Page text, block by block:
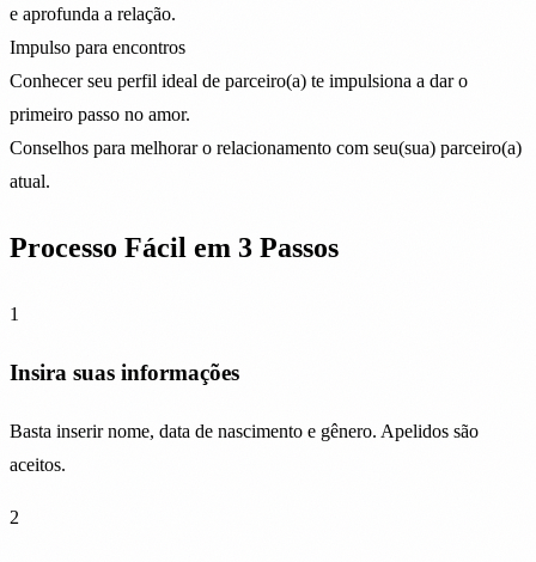
e aprofunda a relação.
Impulso para encontros
Conhecer seu perfil ideal de parceiro(a) te impulsiona a dar o
primeiro passo no amor.
Conselhos para melhorar o relacionamento com seu(sua) parceiro(a)
atual.
Processo Fácil em 3 Passos
1
Insira suas informações
Basta inserir nome, data de nascimento e gênero. Apelidos são
aceitos.
2